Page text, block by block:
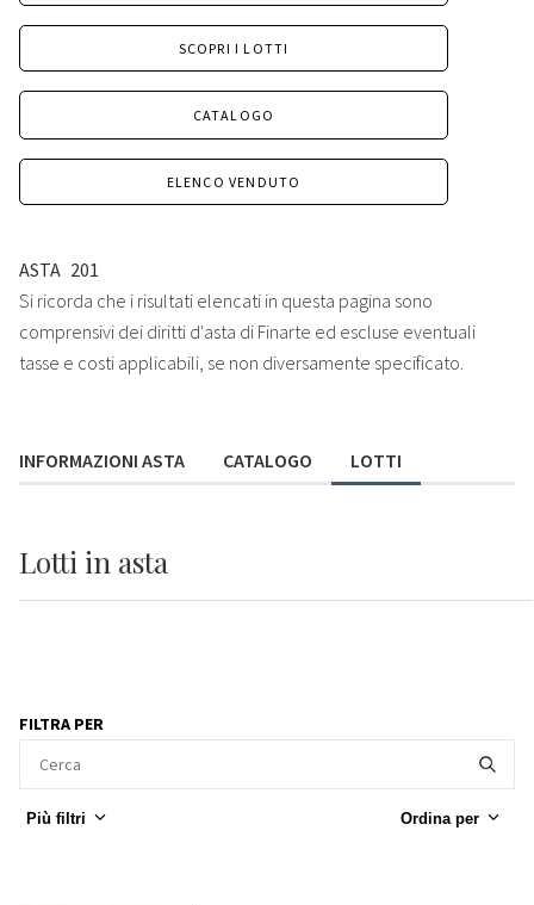
SCOPRI I LOTTI
CATALOGO
ELENCO VENDUTO
ASTA 201
Si ricorda che i risultati elencati in questa pagina sono
comprensivi dei diritti d'asta di Finarte ed escluse eventuali
tasse e costi applicabili, se non diversamente specificato.
INFORMAZIONI ASTA CATALOGO LOTTI
Lotti in asta
FILTRA PER
Più filtri Ordina per